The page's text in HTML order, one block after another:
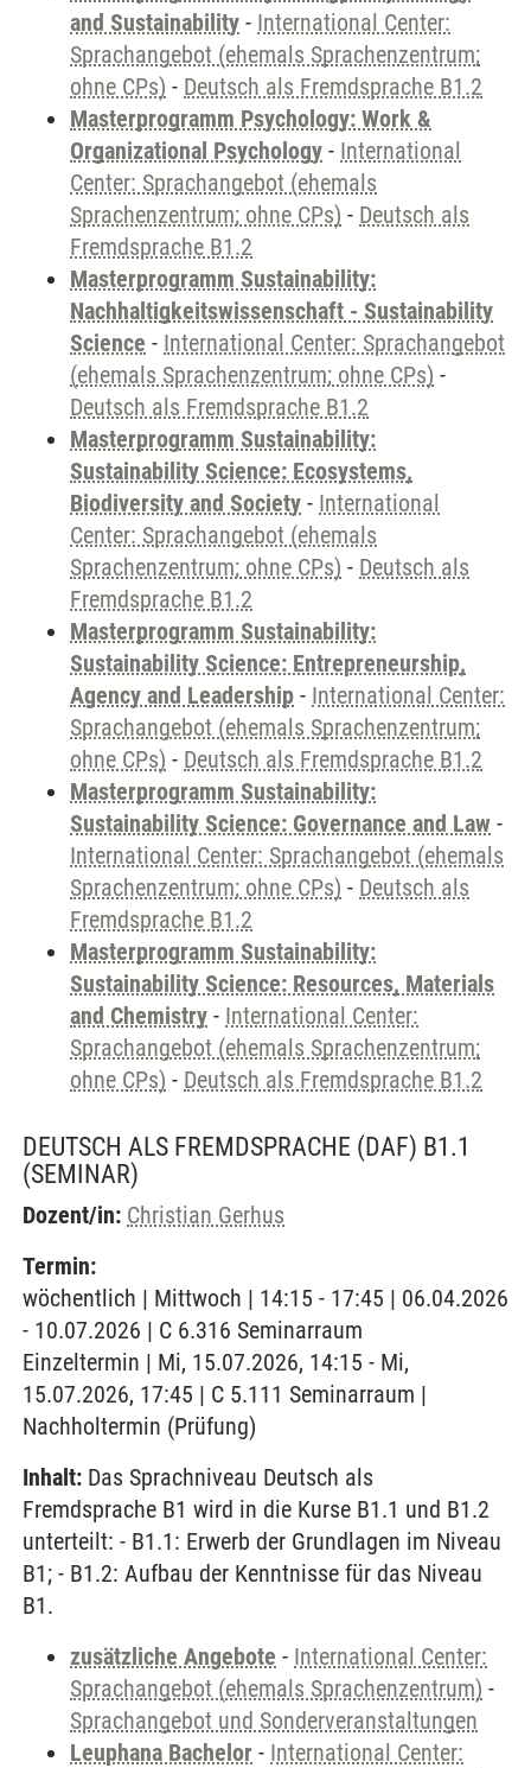
and Sustainability - International Center:
Sprachangebot (ehemals Sprachenzentrum;
ohne CPs) - Deutsch als Fremdsprache B1.2
Masterprogramm Psychology: Work &
Organizational Psychology - International
Center: Sprachangebot (ehemals
Sprachenzentrum; ohne CPs) - Deutsch als
Fremdsprache B1.2
Masterprogramm Sustainability:
Nachhaltigkeitswissenschaft - Sustainability
Science - International Center: Sprachangebot
(ehemals Sprachenzentrum; ohne CPs) -
Deutsch als Fremdsprache B1.2
Masterprogramm Sustainability:
Sustainability Science: Ecosystems,
Biodiversity and Society - International
Center: Sprachangebot (ehemals
Sprachenzentrum; ohne CPs) - Deutsch als
Fremdsprache B1.2
Masterprogramm Sustainability:
Sustainability Science: Entrepreneurship,
Agency and Leadership - International Center:
Sprachangebot (ehemals Sprachenzentrum;
ohne CPs) - Deutsch als Fremdsprache B1.2
Masterprogramm Sustainability:
Sustainability Science: Governance and Law -
International Center: Sprachangebot (ehemals
Sprachenzentrum; ohne CPs) - Deutsch als
Fremdsprache B1.2
Masterprogramm Sustainability:
Sustainability Science: Resources, Materials
and Chemistry - International Center:
Sprachangebot (ehemals Sprachenzentrum;
ohne CPs) - Deutsch als Fremdsprache B1.2
DEUTSCH ALS FREMDSPRACHE (DAF) B1.1
(SEMINAR)
Dozent/in: Christian Gerhus
Termin:
wöchentlich | Mittwoch | 14:15 - 17:45 | 06.04.2026
- 10.07.2026 | C 6.316 Seminarraum
Einzeltermin | Mi, 15.07.2026, 14:15 - Mi,
15.07.2026, 17:45 | C 5.111 Seminarraum |
Nachholtermin (Prüfung)
Inhalt: Das Sprachniveau Deutsch als
Fremdsprache B1 wird in die Kurse B1.1 und B1.2
unterteilt: - B1.1: Erwerb der Grundlagen im Niveau
B1; - B1.2: Aufbau der Kenntnisse für das Niveau
B1.
zusätzliche Angebote - International Center:
Sprachangebot (ehemals Sprachenzentrum) -
Sprachangebot und Sonderveranstaltungen
Leuphana Bachelor - International Center: